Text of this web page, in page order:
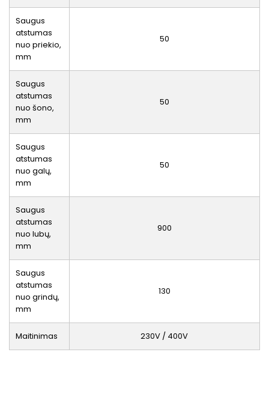
Saugus
atstumas
nuo priekio,
mm
50
Saugus
atstumas
nuo šono,
mm
50
Saugus
atstumas
nuo galų,
mm
50
Saugus
atstumas
nuo lubų,
mm
900
Saugus
atstumas
nuo grindų,
mm
130
Maitinimas 230V / 400V